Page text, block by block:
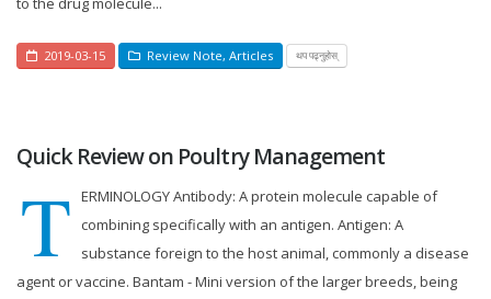
2019-03-15 Review Note, Articles थप पढ्नुहोस्
Quick Review on Poultry Management
T ERMINOLOGY Antibody: A protein molecule capable of
combining specifically with an antigen. Antigen: A
substance foreign to the host animal, commonly a disease
agent or vaccine. Bantam - Mini version of the larger breeds, being